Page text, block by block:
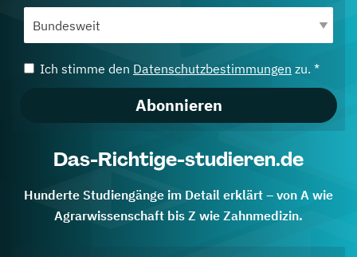
Ich stimme den Datenschutzbestimmungen zu. *
Abonnieren
Das-Richtige-studieren.de
Hunderte Studiengänge im Detail erklärt – von A wie
Agrarwissenschaft bis Z wie Zahnmedizin.